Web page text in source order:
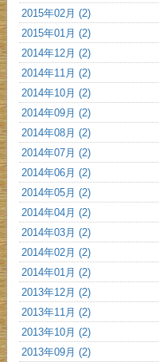
2015年02月 (2)
2015年01月 (2)
2014年12月 (2)
2014年11月 (2)
2014年10月 (2)
2014年09月 (2)
2014年08月 (2)
2014年07月 (2)
2014年06月 (2)
2014年05月 (2)
2014年04月 (2)
2014年03月 (2)
2014年02月 (2)
2014年01月 (2)
2013年12月 (2)
2013年11月 (2)
2013年10月 (2)
2013年09月 (2)